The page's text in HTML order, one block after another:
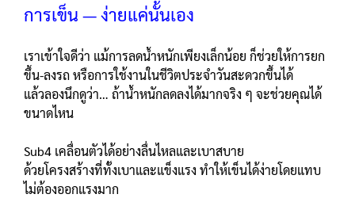
การเข็น — ง่ายแค่นั้นเอง
เราเข้าใจดีว่า แม้การลดน้ำหนักเพียงเล็กน้อย ก็ช่วยให้การยก
ขึ้น-ลงรถ หรือการใช้งานในชีวิตประจำวันสะดวกขึ้นได้
แล้วลองนึกดูว่า… ถ้าน้ำหนักลดลงได้มากจริง ๆ จะช่วยคุณได้
ขนาดไหน
Sub4 เคลื่อนตัวได้อย่างลื่นไหลและเบาสบาย
ด้วยโครงสร้างที่ทั้งเบาและแข็งแรง ทำให้เข็นได้ง่ายโดยแทบ
ไม่ต้องออกแรงมาก